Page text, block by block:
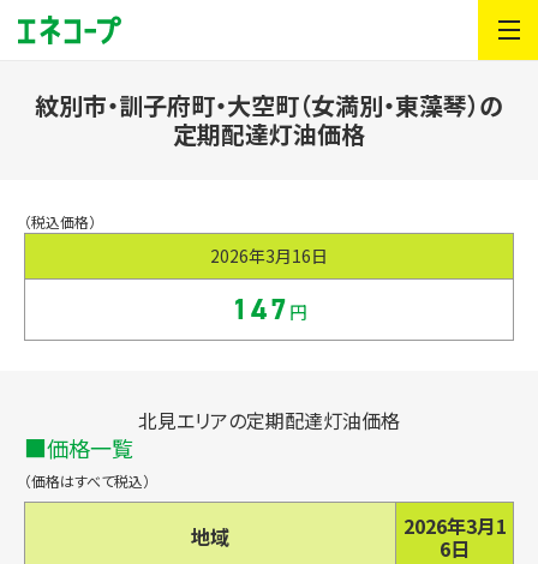
紋別市・訓子府町・大空町（女満別・東藻琴）の
定期配達灯油価格
（税込価格）
2026年3月16日
147円
北見エリアの定期配達灯油価格
価格一覧
（価格はすべて税込）
地域 2026年3月1
6日